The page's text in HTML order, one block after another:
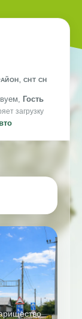
СНТ СН
Гость
загрузку